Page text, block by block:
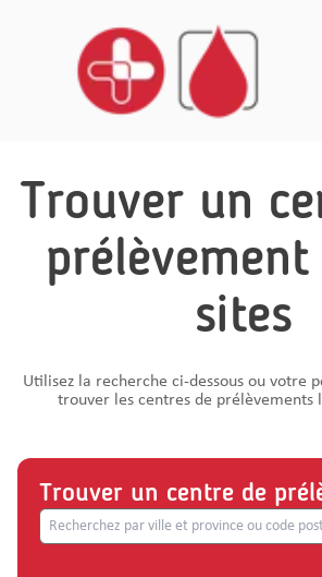
Instructions de prélèvement
Informations de santé
Trouver un
sites
Utilisez la recherche ci-dessous ou votre
trouver les centres de prélèvements
Trouver un centre de